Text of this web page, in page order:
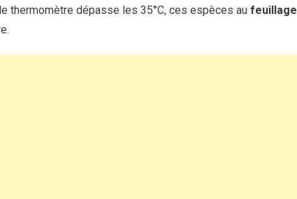
thermomètre dépasse les 35°C, ces espèces au feuillage